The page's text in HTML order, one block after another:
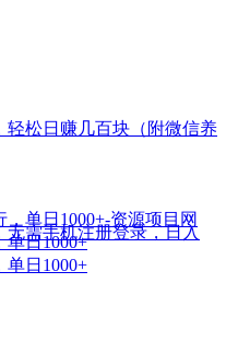
松日赚几百块（附微信养
无需手机注册登录，日入
日1000+
日1000+